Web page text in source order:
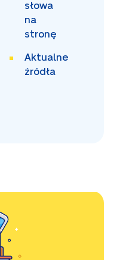
słowa
na
stronę
Aktualne
źródła